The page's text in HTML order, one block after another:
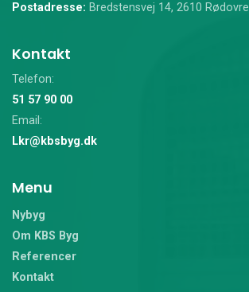
Postadresse: Bredstensvej 14, 2610 Rødovre
Kontakt
Telefon:
51 57 90 00
Email:
Lkr@kbsbyg.dk
Menu
Nybyg
Om KBS Byg
Referencer
Kontakt